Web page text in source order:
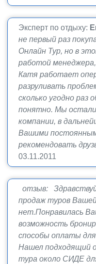
Эксперт по отдыху:
не первый раз
Онлайн Тур, но в
работой
Катя работает
разруливать
сколько угодно раз
понятно. Мы
компании, в
Вашими
рекомендовать
03.11.2011
отзыв:
продаж туров
нет.Понравилась
возможность
способы оплаты
Нашел подходящий
тура около СИДЕ